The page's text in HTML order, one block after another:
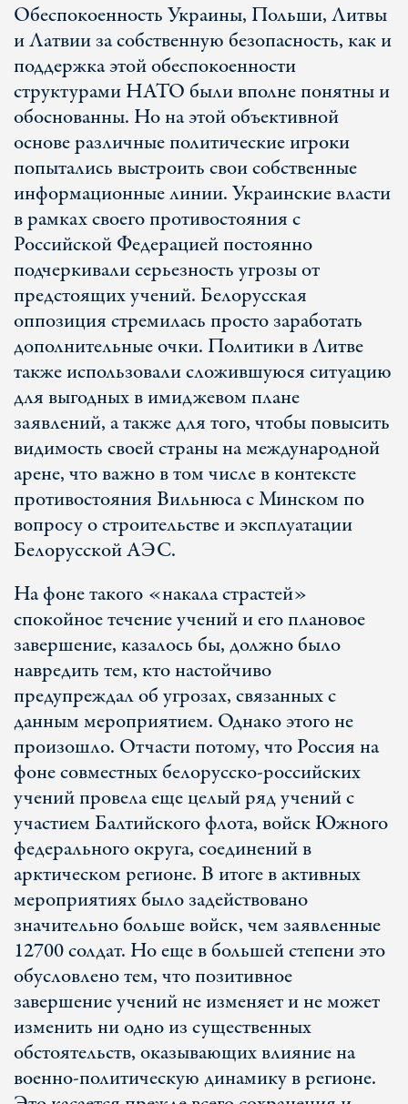
Обеспокоенность Украины, Польши, Литвы
и Латвии за собственную безопасность, как и
поддержка этой обеспокоенности
структурами НАТО были вполне понятны и
обоснованны. Но на этой объективной
основе различные политические игроки
попытались выстроить свои собственные
информационные линии. Украинские власти
в рамках своего противостояния с
Российской Федерацией постоянно
подчеркивали серьезность угрозы от
предстоящих учений. Белорусская
оппозиция стремилась просто заработать
дополнительные очки. Политики в Литве
также использовали сложившуюся ситуацию
для выгодных в имиджевом плане
заявлений, а также для того, чтобы повысить
видимость своей страны на международной
арене, что важно в том числе в контексте
противостояния Вильнюса с Минском по
вопросу о строительстве и эксплуатации
Белорусской АЭС.
На фоне такого «накала страстей»
спокойное течение учений и его плановое
завершение, казалось бы, должно было
навредить тем, кто настойчиво
предупреждал об угрозах, связанных с
данным мероприятием. Однако этого не
произошло. Отчасти потому, что Россия на
фоне совместных белорусско-российских
учений провела еще целый ряд учений с
участием Балтийского флота, войск Южного
федерального округа, соединений в
арктическом регионе. В итоге в активных
мероприятиях было задействовано
значительно больше войск, чем заявленные
12700 солдат. Но еще в большей степени это
обусловлено тем, что позитивное
завершение учений не изменяет и не может
изменить ни одно из существенных
обстоятельств, оказывающих влияние на
военно-политическую динамику в регионе.